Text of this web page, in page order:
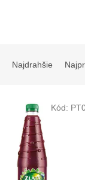
Najdrahšie
Kód: